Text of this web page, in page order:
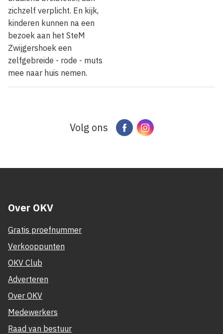
zichzelf verplicht. En kijk,
kinderen kunnen na een
bezoek aan het SteM
Zwijgershoek een
zelfgebreide - rode - muts
mee naar huis nemen.
Volg ons FacebookInstagram
Over OKV
Gratis proefnummer
Verkooppunten
OKV Club
Adverteren
Over OKV
Medewerkers
Raad van bestuur